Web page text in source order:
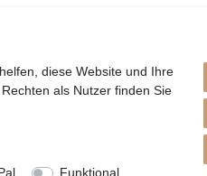
| AGB
diese Website und Ihre
als Nutzer finden Sie
Funktional